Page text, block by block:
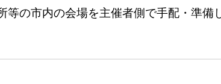
の市内の会場を主催者側で手配・準備